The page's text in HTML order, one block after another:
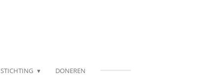
STICHTING DONEREN